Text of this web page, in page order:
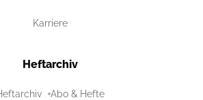
Karriere
Heftarchiv
Abo & Hefte